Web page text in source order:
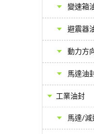
變速箱
避震器
動力方
馬達油
工業油封
馬達/減